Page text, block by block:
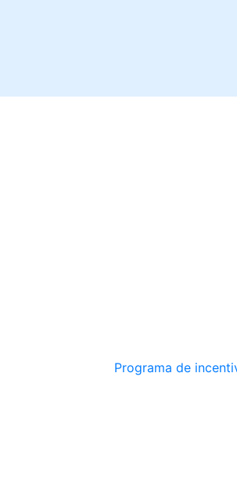
Programa de